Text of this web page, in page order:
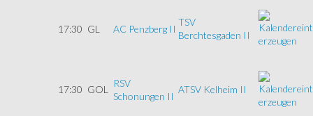
17:30 GL AC Penzberg II
TSV
Berchtesgaden II
17:30 GOL
RSV
Schonungen II
ATSV Kelheim II